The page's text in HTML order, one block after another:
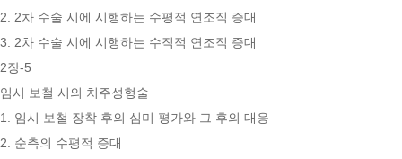
2. 2차 수술 시에 시행하는 수평적 연조직 증대
3. 2차 수술 시에 시행하는 수직적 연조직 증대
2장-5
임시 보철 시의 치주성형술
1. 임시 보철 장착 후의 심미 평가와 그 후의 대응
2. 순측의 수평적 증대